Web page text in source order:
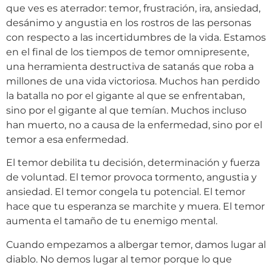
que ves es aterrador: temor, frustración, ira, ansiedad,
desánimo y angustia en los rostros de las personas
con respecto a las incertidumbres de la vida. Estamos
en el final de los tiempos de temor omnipresente,
una herramienta destructiva de satanás que roba a
millones de una vida victoriosa. Muchos han perdido
la batalla no por el gigante al que se enfrentaban,
sino por el gigante al que temían. Muchos incluso
han muerto, no a causa de la enfermedad, sino por el
temor a esa enfermedad.
El temor debilita tu decisión, determinación y fuerza
de voluntad. El temor provoca tormento, angustia y
ansiedad. El temor congela tu potencial. El temor
hace que tu esperanza se marchite y muera. El temor
aumenta el tamaño de tu enemigo mental.
Cuando empezamos a albergar temor, damos lugar al
diablo. No demos lugar al temor porque lo que